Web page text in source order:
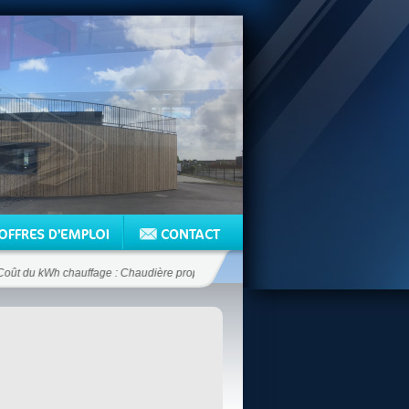
kWh chauffage : Chaudière propane 12.5 c€/kWh - Chaudière fioul 6.6 c€/